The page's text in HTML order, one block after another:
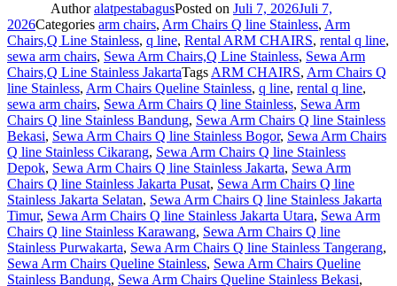
AuthoralatpestabagusPosted on Juli 7, 2026Juli 7,
2026Categories arm chairs, Arm Chairs Q line Stainless, Arm
Chairs,Q Line Stainless, q line, Rental ARM CHAIRS, rental q line,
sewa arm chairs, Sewa Arm Chairs,Q Line Stainless, Sewa Arm
Chairs,Q Line Stainless JakartaTagsARM CHAIRS, Arm Chairs Q
line Stainless, Arm Chairs Queline Stainless, q line, rental q line,
sewa arm chairs, Sewa Arm Chairs Q line Stainless, Sewa Arm
Chairs Q line Stainless Bandung, Sewa Arm Chairs Q line Stainless
Bekasi, Sewa Arm Chairs Q line Stainless Bogor, Sewa Arm Chairs
Q line Stainless Cikarang, Sewa Arm Chairs Q line Stainless
Depok, Sewa Arm Chairs Q line Stainless Jakarta, Sewa Arm
Chairs Q line Stainless Jakarta Pusat, Sewa Arm Chairs Q line
Stainless Jakarta Selatan, Sewa Arm Chairs Q line Stainless Jakarta
Timur, Sewa Arm Chairs Q line Stainless Jakarta Utara, Sewa Arm
Chairs Q line Stainless Karawang, Sewa Arm Chairs Q line
Stainless Purwakarta, Sewa Arm Chairs Q line Stainless Tangerang,
Sewa Arm Chairs Queline Stainless, Sewa Arm Chairs Queline
Stainless Bandung, Sewa Arm Chairs Queline Stainless Bekasi,